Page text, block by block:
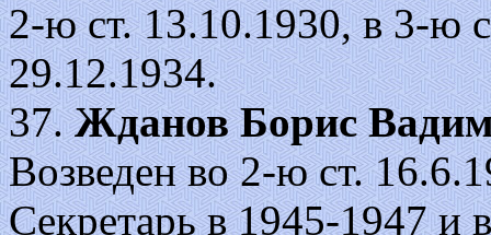
2-ю ст. 13.10.1930, в 3-ю
29.12.1934.
37.Жданов Борис
Возведен во 2-ю ст.
Секретарь в 1945-1947 и